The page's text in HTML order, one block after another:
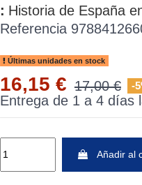
: Historia de España
Referencia
Últimas unidades en stock
16,15 € 17,00 € -
Entrega de 1 a 4 días
Añadir al